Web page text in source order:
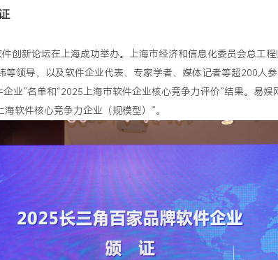
创新论坛在上海成功举办。上海市经济和信息化委员会总工
等领导，以及软件企业代表、专家学者、媒体记者等超200人
业”名单和“2025上海市软件企业核心竞争力评价”结果。易娱
软件核心竞争力企业（规模型）”。